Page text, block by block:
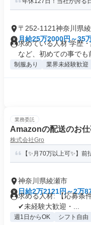
〒252-1121神奈川県
月給25万2000円～35
求めている人材 学歴
など、初めての事でも
制服あり 業界未経験歓迎
業務委託
Amazonの配送のお
株式会社Gro
【✨月70万以上可✨】
神奈川県綾瀬市
日給2万2121円～2万
求める人材: 【応募条
✔未経験大歓迎・...
週1日からOK シフト自由